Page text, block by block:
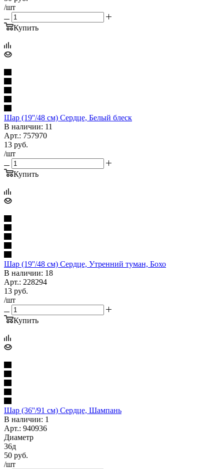
/шт
Купить
Шар (19''/48 см) Сердце, Белый блеск
В наличии: 11
Арт.: 757970
13 руб.
/шт
Купить
Шар (19''/48 см) Сердце, Утренний туман, Бохо
В наличии: 18
Арт.: 228294
13 руб.
/шт
Купить
Шар (36''/91 см) Сердце, Шампань
В наличии: 1
Арт.: 940936
Диаметр
36д
50 руб.
/шт